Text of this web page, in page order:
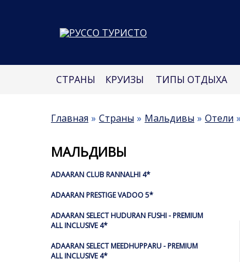
СТРАНЫ КРУИЗЫ ТИПЫ ОТДЫХА
Главная Страны Мальдивы Отели
МАЛЬДИВЫ
ADAARAN CLUB RANNALHI 4*
ADAARAN PRESTIGE VADOO 5*
ADAARAN SELECT HUDURAN FUSHI - PREMIUM
ALL INCLUSIVE 4*
ADAARAN SELECT MEEDHUPPARU - PREMIUM
ALL INCLUSIVE 4*